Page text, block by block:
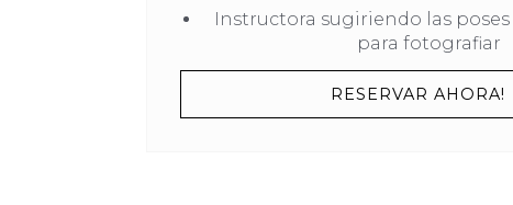
Instructora sugiriendo las poses
para fotografiar
RESERVAR AHORA!